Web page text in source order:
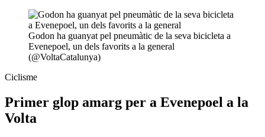
Godon ha guanyat pel pneumàtic de la seva bicicleta a
Evenepoel, un dels favorits a la general
(@VoltaCatalunya)
Ciclisme
Primer glop amarg per a Evenepoel a la
Volta